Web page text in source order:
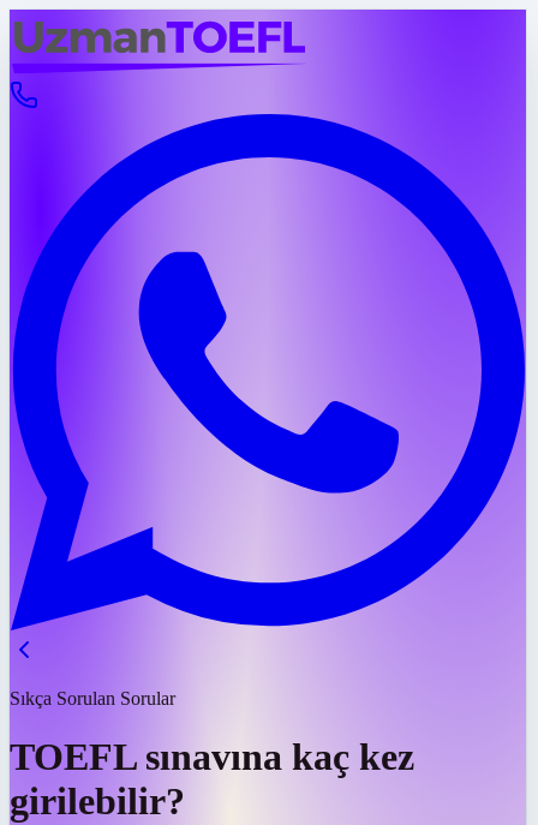
Sıkça Sorulan Sorular
TOEFL sınavına kaç kez
girilebilir?